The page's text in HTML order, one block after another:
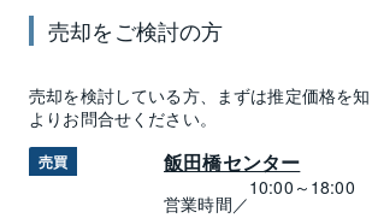
売却をご検討の方
売却を検討している方、まずは推定価格を
よりお問合せください。
売買 飯田橋センター
営業時間／
10:00～18:00